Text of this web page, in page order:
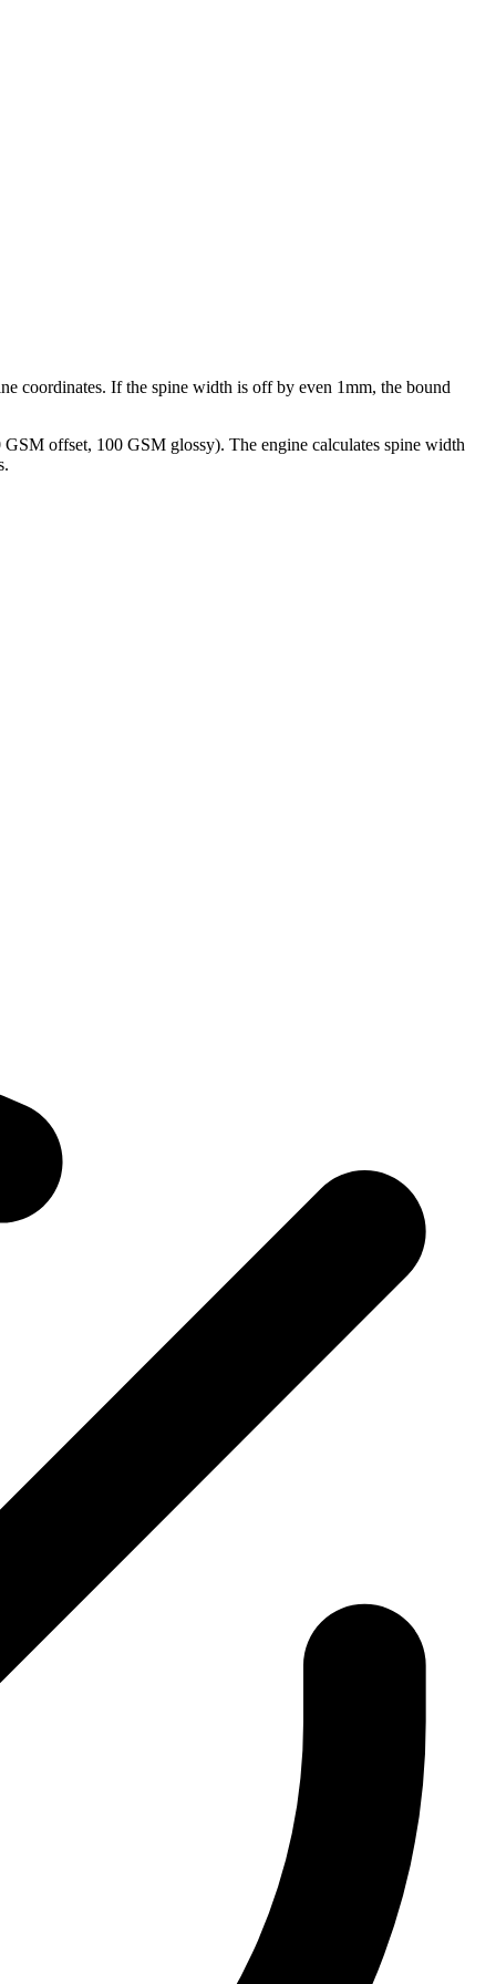
coordinates. If the spine width is off by even 1mm, the bound
offset, 100 GSM glossy). The engine calculates spine width